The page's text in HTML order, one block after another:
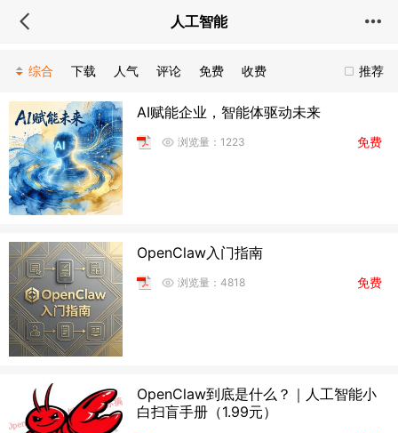
人工智能
推荐
综合 下载 人气 评论 免费 收费
AI赋能企业，智能体驱动未来
免费
浏览量：1223
OpenClaw入门指南
免费
浏览量：4818
OpenClaw到底是什么？｜人工智能小
白扫盲手册（1.99元）